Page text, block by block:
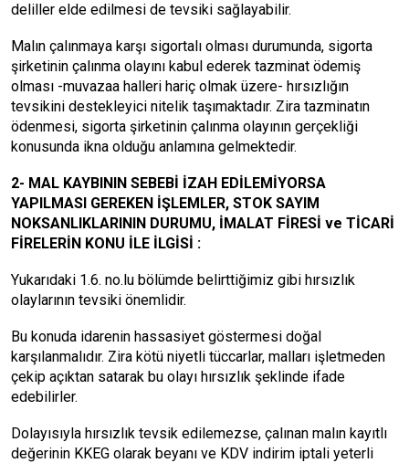
deliller elde edilmesi de tevsiki sağlayabilir.
Malın çalınmaya karşı sigortalı olması durumunda, sigorta
şirketinin çalınma olayını kabul ederek tazminat ödemiş
olması -muvazaa halleri hariç olmak üzere- hırsızlığın
tevsikini destekleyici nitelik taşımaktadır. Zira tazminatın
ödenmesi, sigorta şirketinin çalınma olayının gerçekliği
konusunda ikna olduğu anlamına gelmektedir.
2- MAL KAYBININ SEBEBİ İZAH EDİLEMİYORSA
YAPILMASI GEREKEN İŞLEMLER, STOK SAYIM
NOKSANLIKLARININ DURUMU, İMALAT FİRESİ ve TİCARİ
FİRELERİN KONU İLE İLGİSİ :
Yukarıdaki 1.6. no.lu bölümde belirttiğimiz gibi hırsızlık
olaylarının tevsiki önemlidir.
Bu konuda idarenin hassasiyet göstermesi doğal
karşılanmalıdır. Zira kötü niyetli tüccarlar, malları işletmeden
çekip açıktan satarak bu olayı hırsızlık şeklinde ifade
edebilirler.
Dolayısıyla hırsızlık tevsik edilemezse, çalınan malın kayıtlı
değerinin KKEG olarak beyanı ve KDV indirim iptali yeterli